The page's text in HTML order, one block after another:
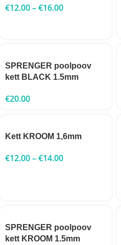
€12.00–€16.00
SPRENGER poolpoov
kett BLACK 1.5mm
€20.00
Kett KROOM 1,6mm
€12.00–€14.00
SPRENGER poolpoov
kett KROOM 1.5mm